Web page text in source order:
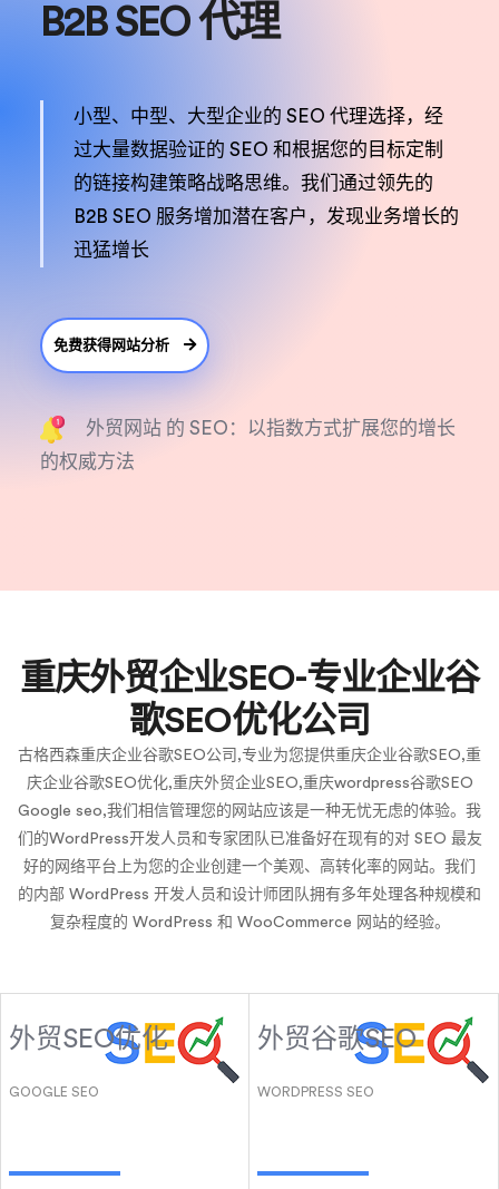
B2B SEO 代理
小型、中型、大型企业的 SEO 代理选择，经
过大量数据验证的 SEO 和根据您的目标定制
的链接构建策略战略思维。我们通过领先的
B2B SEO 服务增加潜在客户，发现业务增长的
迅猛增长
免费获得网站分析
外贸网站 的 SEO：以指数方式扩展您的增长
的权威方法
重庆外贸企业SEO-专业企业谷
歌SEO优化公司
古格西森重庆企业谷歌SEO公司,专业为您提供重庆企业谷歌SEO,重
庆企业谷歌SEO优化,重庆外贸企业SEO,重庆wordpress谷歌SEO
Google seo,我们相信管理您的网站应该是一种无忧无虑的体验。我
们的WordPress开发人员和专家团队已准备好在现有的对 SEO 最友
好的网络平台上为您的企业创建一个美观、高转化率的网站。我们
的内部 WordPress 开发人员和设计师团队拥有多年处理各种规模和
复杂程度的 WordPress 和 WooCommerce 网站的经验。
外贸SEO优化
GOOGLE SEO
外贸谷歌SEO
WORDPRESS SEO